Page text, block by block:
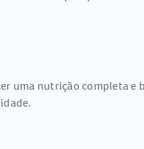
uma nutrição completa e